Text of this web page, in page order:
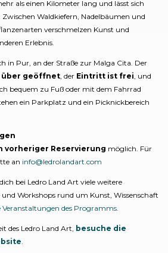
als einen Kilometer lang und lässt sich
Waldkiefern, Nadelbäumen und
verschmelzen Kunst und
Erlebnis.
in Pur, an der Straße zur Malga Cita. Der
über geöffnet , der Eintritt ist frei , und
bequem zu Fuß oder mit dem Fahrrad
ein Parkplatz und ein Picknickbereich
vorheriger Reservierung möglich. Für
an info@ledrolandart.com
bei Ledro Land Art viele weitere
Workshops rund um Kunst, Wissenschaft
Veranstaltungen des Programms.
des Ledro Land Art, besuche die